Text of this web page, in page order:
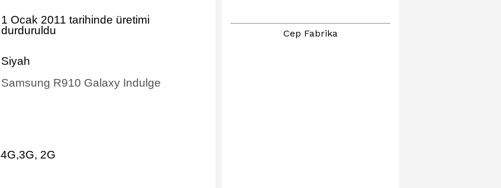
1 Ocak 2011 tarihinde üretimi
durduruldu
Siyah
Samsung R910 Galaxy Indulge
4G,3G, 2G
Cep Fabrika